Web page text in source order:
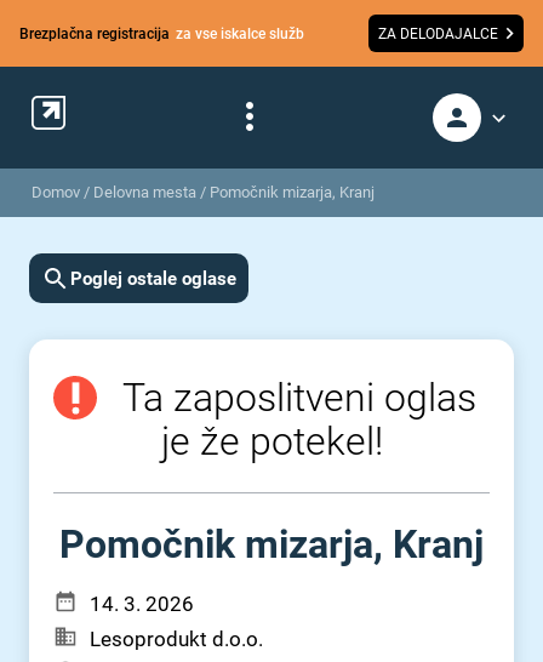
Brezplačna registracija za vse iskalce služb ZA DELODAJALCE
Domov / Delovna mesta / Pomočnik mizarja, Kranj
Poglej ostale oglase
Ta zaposlitveni oglas
je že potekel!
Pomočnik mizarja, Kranj
14. 3. 2026
Lesoprodukt d.o.o.